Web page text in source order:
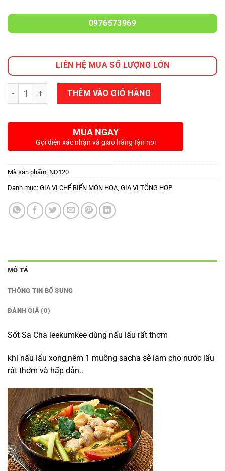
0976573969
LIÊN HỆ MUA SỐ LƯỢNG LỚN
Số lượng THÊM VÀO GIỎ HÀNG
MUA NGAY
Gọi điện xác nhận và giao hàng tận nơi
Mã sản phẩm: ND120
Danh mục: GIA VỊ CHẾ BIẾN MÓN HOA, GIA VỊ TỔNG HỢP
MÔ TẢ
THÔNG TIN BỔ SUNG
ĐÁNH GIÁ (0)
Sốt Sa Cha leekumkee dùng nấu lẩu rất thơm
khi nấu lẩu xong,nêm 1 muỗng sacha sẽ làm cho nước lẩu
rất thơm và hấp dẫn..